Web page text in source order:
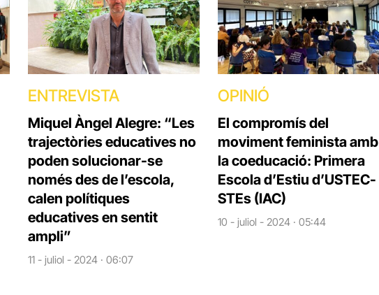
ENTREVISTA
Miquel Àngel Alegre: “Les
trajectòries educatives no
poden solucionar-se
només des de l’escola,
calen polítiques
educatives en sentit
ampli”
11 - juliol - 2024 · 06:07
OPINIÓ
El compromís del
moviment feminista amb
la coeducació: Primera
Escola d’Estiu d’USTEC-
STEs (IAC)
10 - juliol - 2024 · 05:44